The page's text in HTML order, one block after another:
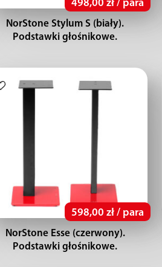
498,00 zł / para
NorStone Stylum S (biały).
Podstawki głośnikowe.
598,00 zł / para
NorStone Esse (czerwony).
Podstawki głośnikowe.